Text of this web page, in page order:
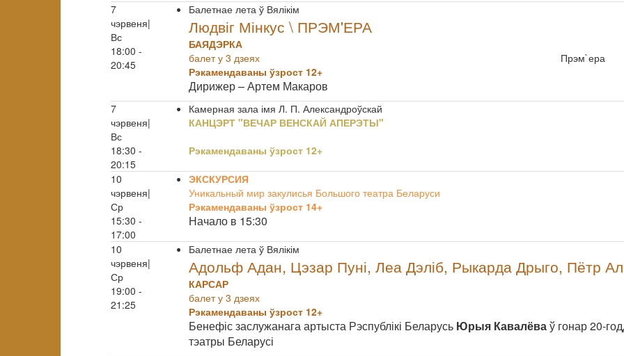
7
чэрвеня|
Вс
18:00 -
20:45
Балетнае лета ў Вялікім
Людвіг Мінкус \ ПРЭМ'ЕРА
БАЯДЭРКА
Прэм`ера
балет у 3 дзеях
Рэкамендаваны ўзрост 12+
Дирижер – Артем Макаров
7
чэрвеня|
Вс
18:30 -
20:15
Камерная зала імя Л. П. Александроўскай
КАНЦЭРТ "ВЕЧАР ВЕНСКАЙ АПЕРЭТЫ"
Рэкамендаваны ўзрост 12+
10
чэрвеня|
Ср
15:30 -
17:00
ЭКСКУРСИЯ
Уникальный мир закулисья Большого театра Беларуси
Рэкамендаваны ўзрост 14+
Начало в 15:30
10
чэрвеня|
Ср
19:00 -
21:25
Балетнае лета ў Вялікім
Адольф Адан, Цэзар Пуні, Леа Дэліб, Рыкарда Дрыго, Пётр
КАРСАР
балет у 3 дзеях
Рэкамендаваны ўзрост 12+
Бенефіс заслужанага артыста Рэспублікі Беларусь Юрыя Кавалёваў гонар 20-
тэатры Беларусі